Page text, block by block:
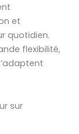
et
quotidien.
flexibilité,
sur